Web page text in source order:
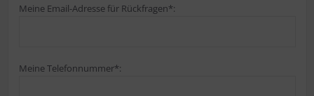
Meine Email-Adresse für Rückfragen*:
Meine Telefonnummer*: